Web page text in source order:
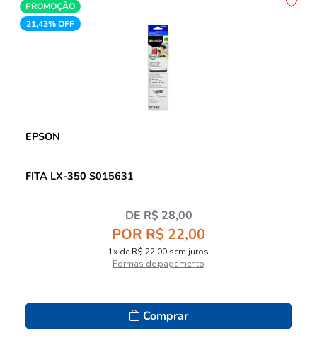
PROMOÇÃO
21,43% OFF
EPSON
FITA LX-350 S015631
DE R$ 28,00
POR R$ 22,00
1x de R$ 22,00 sem juros
Formas de pagamento
Comprar